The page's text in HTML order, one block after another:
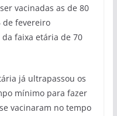
vacinadas as de 80
de fevereiro
faixa etária de 70
já ultrapassou os
mínimo para fazer
vacinaram no tempo